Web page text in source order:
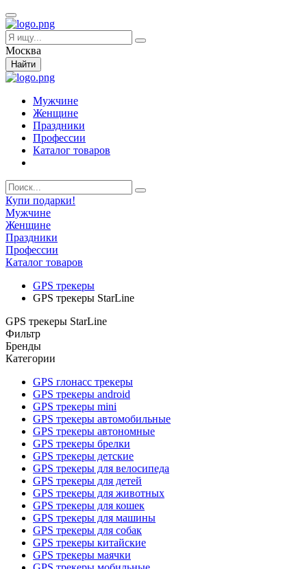
Москва
Найти
Мужчине
Женщине
Праздники
Профессии
Каталог товаров
Купи подарки!
Мужчине
Женщине
Праздники
Профессии
Каталог товаров
GPS трекеры
GPS трекеры StarLine
GPS трекеры StarLine
Фильтр
Бренды
Категории
GPS глонасс трекеры
GPS трекеры android
GPS трекеры mini
GPS трекеры автомобильные
GPS трекеры автономные
GPS трекеры брелки
GPS трекеры детские
GPS трекеры для велосипеда
GPS трекеры для детей
GPS трекеры для животных
GPS трекеры для кошек
GPS трекеры для машины
GPS трекеры для собак
GPS трекеры китайские
GPS трекеры маячки